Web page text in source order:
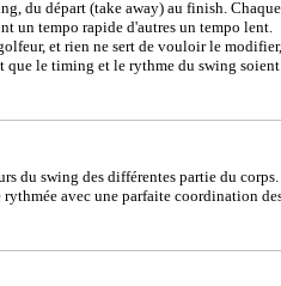
du départ (take away) au finish. Chaque
un tempo rapide d'autres un tempo lent.
et rien ne sert de vouloir le modifier,
que le timing et le rythme du swing soient
du swing des différentes partie du corps.
avec une parfaite coordination